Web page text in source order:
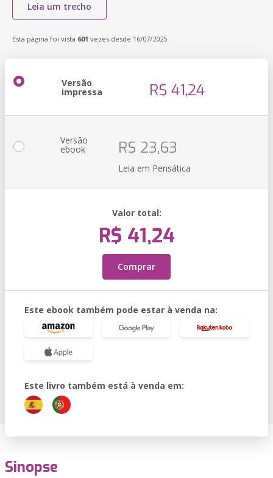
Leia um trecho
Esta página foi vista 601 vezes desde 16/07/2025
Versão
impressa R$ 41,24
Versão
ebook R$ 23,63
Leia em Pensática
Valor total:
R$ 41,24
Comprar
Este ebook também pode estar à venda na:
Este livro também está à venda em:
Sinopse